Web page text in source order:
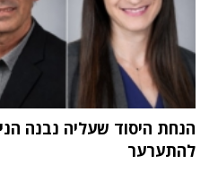
הנחת היסוד שעליה נבנה
להתערער